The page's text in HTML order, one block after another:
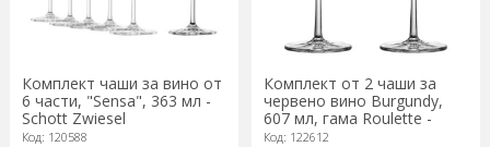
Комплект чаши за вино от
6 части, "Sensa", 363 мл -
Schott Zwiesel
Код: 120588
Комплект от 2 чаши за
червено вино Burgundy,
607 мл, гама Roulette -
Schott Zwiesel
Код: 122612